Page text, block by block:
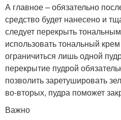
А главное – обязательно
средство будет нанесено и
следует перекрыть
использовать тональный
ограничиться лишь одной
перекрытие пудрой
позволить заретушировать
во-вторых, пудра поможет
Важно